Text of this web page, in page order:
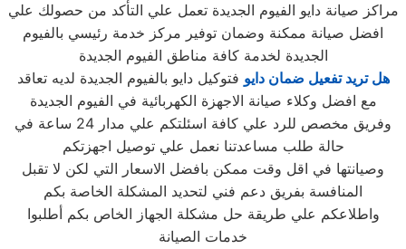
مراكز صيانة دايو الفيوم الجديدة تعمل علي التأكد من حصولك علي
افضل صيانة ممكنة وضمان توفير مركز خدمة رئيسي بالفيوم
الجديدة لخدمة كافة مناطق الفيوم الجديدة
هل تريد تفعيل ضمان دايو فتوكيل دايو بالفيوم الجديدة لديه تعاقد
مع افضل وكلاء صيانة الاجهزة الكهربائية في الفيوم الجديدة
وفريق مخصص للرد علي كافة اسئلتكم علي مدار 24 ساعة في
حالة طلب مساعدتنا نعمل علي توصيل اجهزتكم
وصيانتها في اقل وقت ممكن بافضل الاسعار التي لكن لا تقبل
المنافسة بفريق دعم فني لتحديد المشكلة الخاصة بكم
واطلاعكم علي طريقة حل مشكلة الجهاز الخاص بكم أطلبوا
خدمات الصيانة